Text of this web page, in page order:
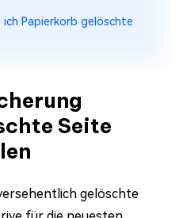
ich Papierkorb gelöschte
Seite
gelöschte